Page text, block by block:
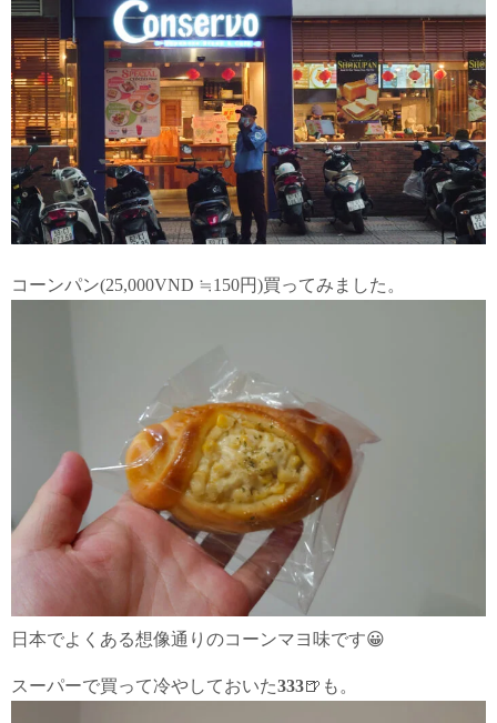
コーンパン(25,000VND ≒150円)買ってみました。
日本でよくある想像通りのコーンマヨ味です😀
スーパーで買って冷やしておいた333🍺も。